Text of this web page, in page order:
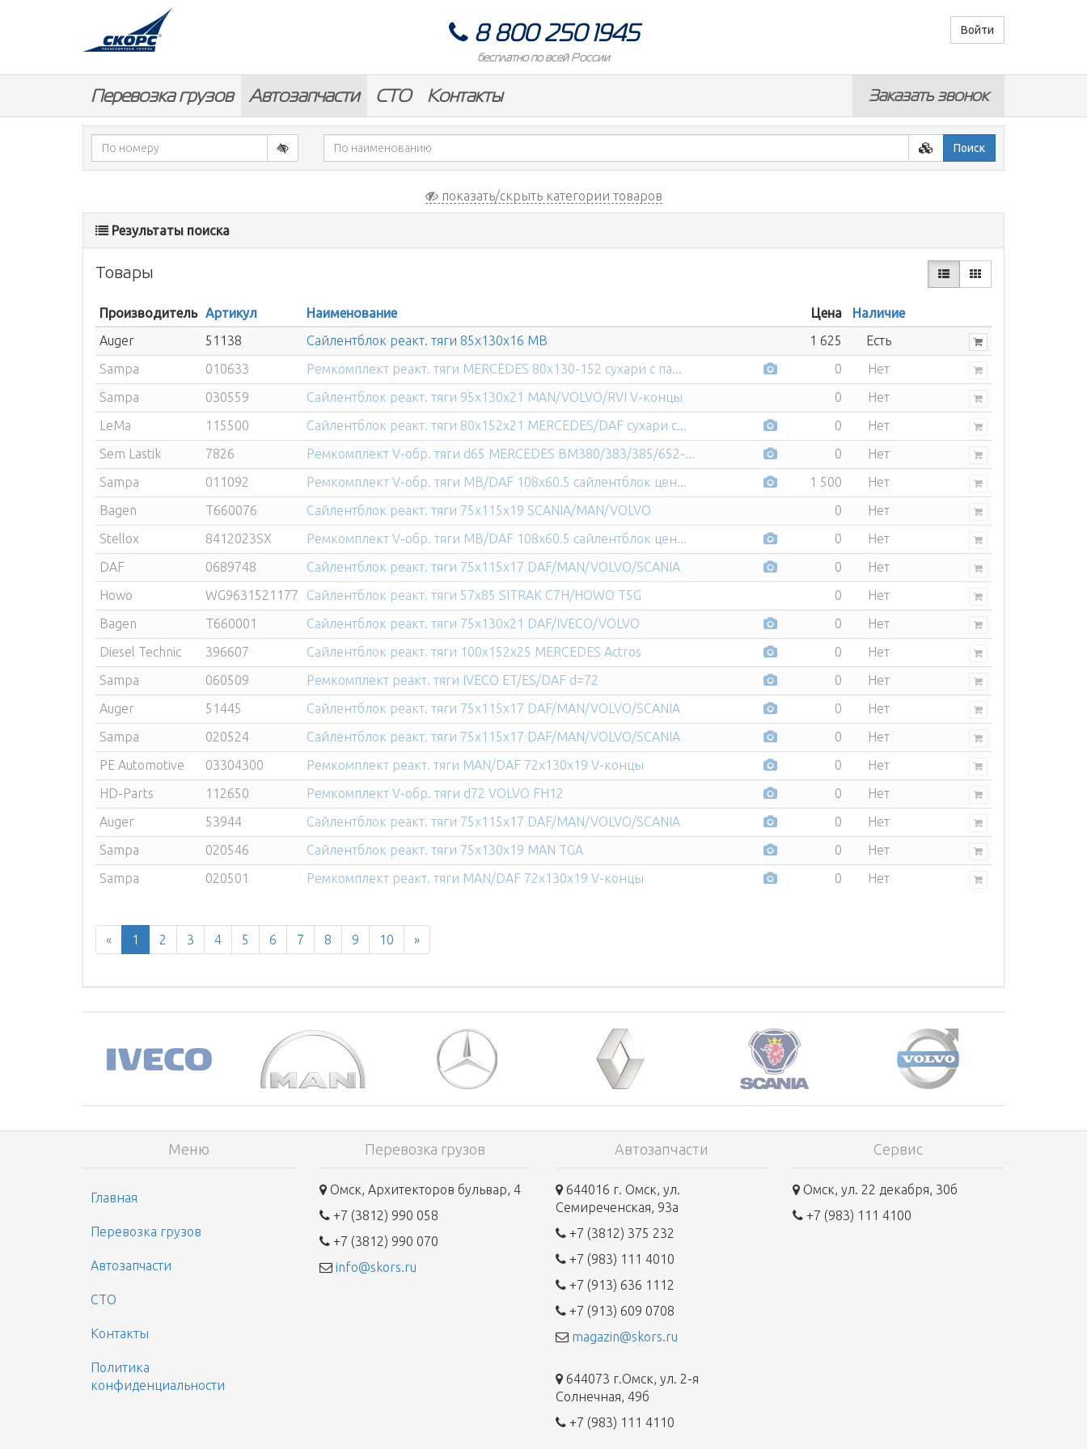
8 800 250 1945
бесплатно по всей России
Войти
Перевозка грузов Автозапчасти СТО Контакты Заказать звонок
Поиск
показать/скрыть категории товаров
Результаты поиска
Товары
Производитель Артикул Наименование Цена
Наличие
Auger
51138 Сайлентблок реакт. тяги 85x130x16 MB 1 625
Есть
Sampa
010633 Ремкомплект реакт. тяги MERCEDES 80x130-152 сухари с па... 0
Нет
Sampa
030559 Сайлентблок реакт. тяги 95x130x21 MAN/VOLVO/RVI V-концы 0
Нет
LeMa
115500 Сайлентблок реакт. тяги 80x152x21 MERCEDES/DAF сухари с... 0
Нет
Sem Lastik
7826 Ремкомплект V-обр. тяги d65 MERCEDES BM380/383/385/652-... 0
Нет
Sampa
011092 Ремкомплект V-обр. тяги MB/DAF 108x60.5 сайлентблок цен... 1 500
Нет
Bagen
T660076 Сайлентблок реакт. тяги 75x115x19 SCANIA/MAN/VOLVO 0
Нет
Stellox
8412023SX Ремкомплект V-обр. тяги MB/DAF 108x60.5 сайлентблок цен... 0
Нет
DAF
0689748 Сайлентблок реакт. тяги 75x115x17 DAF/MAN/VOLVO/SCANIA 0
Нет
Howo
WG9631521177 Сайлентблок реакт. тяги 57x85 SITRAK C7H/HOWO T5G 0
Нет
Bagen
T660001 Сайлентблок реакт. тяги 75x130x21 DAF/IVECO/VOLVO 0
Нет
Diesel Technic
396607 Сайлентблок реакт. тяги 100x152x25 MERCEDES Actros 0
Нет
Sampa
060509 Ремкомплект реакт. тяги IVECO ET/ES/DAF d=72 0
Нет
Auger
51445 Сайлентблок реакт. тяги 75x115x17 DAF/MAN/VOLVO/SCANIA 0
Нет
Sampa
020524 Сайлентблок реакт. тяги 75x115x17 DAF/MAN/VOLVO/SCANIA 0
Нет
PE Automotive
03304300 Ремкомплект реакт. тяги MAN/DAF 72x130x19 V-концы 0
Нет
HD-Parts
112650 Ремкомплект V-обр. тяги d72 VOLVO FH12 0
Нет
Auger
53944 Сайлентблок реакт. тяги 75x115x17 DAF/MAN/VOLVO/SCANIA 0
Нет
Sampa
020546 Сайлентблок реакт. тяги 75x130x19 MAN TGA 0
Нет
Sampa
020501 Ремкомплект реакт. тяги MAN/DAF 72x130x19 V-концы 0 Нет
« 1 2 3 4 5 6 7 8 9 10 »
Меню
Главная
Перевозка грузов
Автозапчасти
СТО
Контакты
Политика
конфиденциальности
Перевозка грузов
Омск, Архитекторов бульвар, 4
+7 (3812) 990 058
+7 (3812) 990 070
info@skors.ru
Автозапчасти
644016 г. Омск, ул.
Семиреченская, 93а
+7 (3812) 375 232
+7 (983) 111 4010
+7 (913) 636 1112
+7 (913) 609 0708
magazin@skors.ru
644073 г.Омск, ул. 2-я
Солнечная, 49б
+7 (983) 111 4110
Сервис
Омск, ул. 22 декабря, 30б
+7 (983) 111 4100